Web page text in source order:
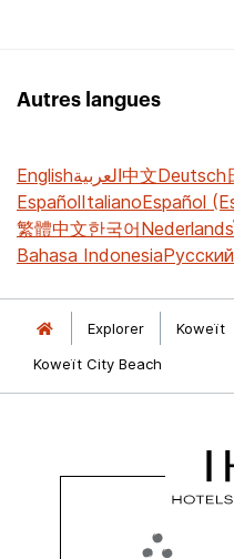
Autres langues
Englishالعربية中文Deutsch
EspañolItalianoEspañol
繁體中文한국어Nederlands
Bahasa IndonesiaРусский
Explorer Koweït
Koweït City Beach